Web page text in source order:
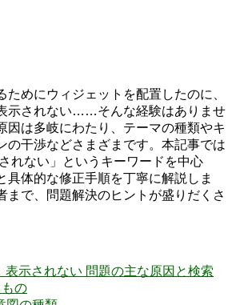
ためにウィジェットを配置したのに、
示されない……そんな経験はありませ
因は多岐にわたり、テーマの種類やキ
の干渉などさまざまです。本記事では
れない」というキーワードを中心
具体的な修正手順を丁寧に解説しま
まで、問題解決のヒントが盛りだくさ
表示されない 問題の主な原因と検索
の